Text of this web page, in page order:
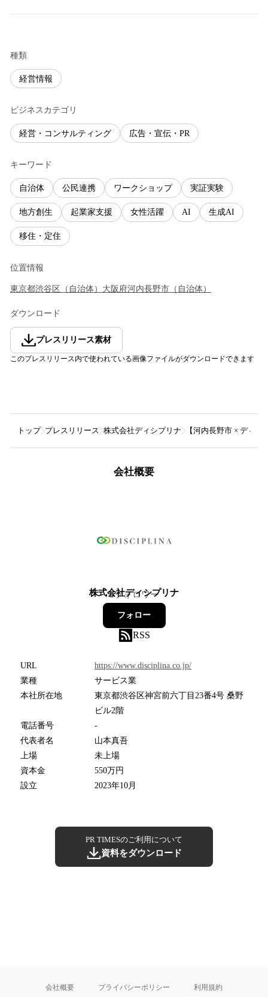
種類
経営情報
ビジネスカテゴリ
経営・コンサルティング 広告・宣伝・PR
キーワード
自治体 公民連携 ワークショップ 実証実験
地方創生 起業家支援 女性活躍 AI 生成AI
移住・定住
位置情報
東京都渋谷区 （ 自治体） 大阪府河内長野市 （ 自治体）
ダウンロード
プレスリリース素材
このプレスリリース内で使われている画像ファイルがダウンロードできます
トップ プレスリリース 株式会社ディシプリナ 【河内長野市 × ディ
会社概要
株式会社ディシプリナ
5フォロワー
フォロー
RSS
URL
https://www.disciplina.co.jp/
業種
サービス業
本社所在地
東京都渋谷区神宮前六丁目23番4号 桑野
ビル2階
電話番号
-
代表者名
山本真吾
上場
未上場
資本金
550万円
設立
2023年10月
PR TIMESのご利用について
資料をダウンロード
会社概要 プライバシーポリシー 利用規約